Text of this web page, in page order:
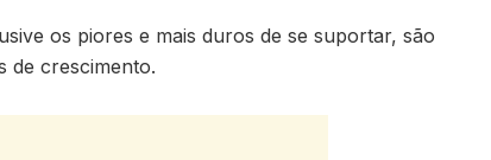
os piores e mais duros de se suportar, são
de crescimento.